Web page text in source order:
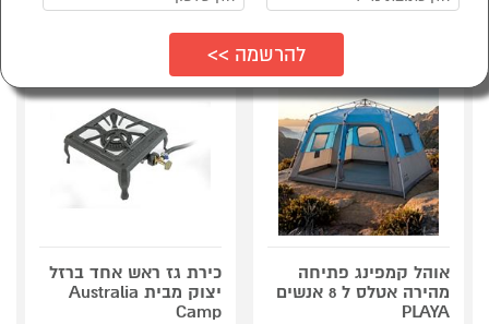
אוהל קמפינג פתיחה
מהירה אטלס ל 8 אנשים
PLAYA
כירת גז ראש אחד ברזל
יצוק מבית Australia
Camp